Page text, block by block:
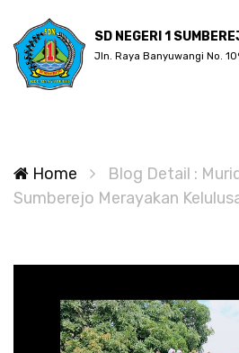
SD NEGERI 1
Jln. Raya Banyuwangi No.
Home
Blog Detail :
Sumberejo Merayakan